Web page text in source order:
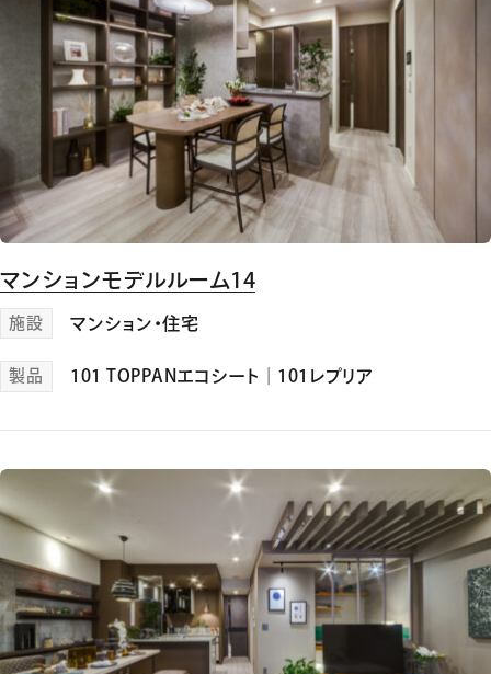
マンションモデルルーム14
施設 マンション・住宅
製品 101 TOPPANエコシート 101レプリア